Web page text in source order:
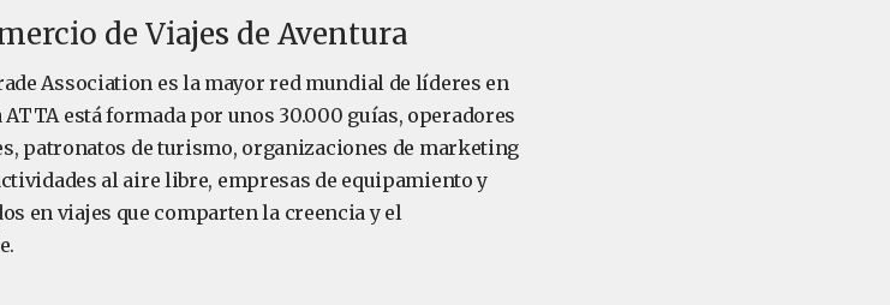
de Viajes de Aventura
Association es la mayor red mundial de líderes en
está formada por unos 30.000 guías, operadores
patronatos de turismo, organizaciones de marketing
al aire libre, empresas de equipamiento y
en viajes que comparten la creencia y el